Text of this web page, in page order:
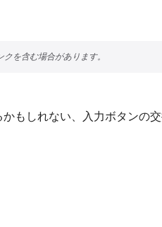
もしれない、入力ボタンの